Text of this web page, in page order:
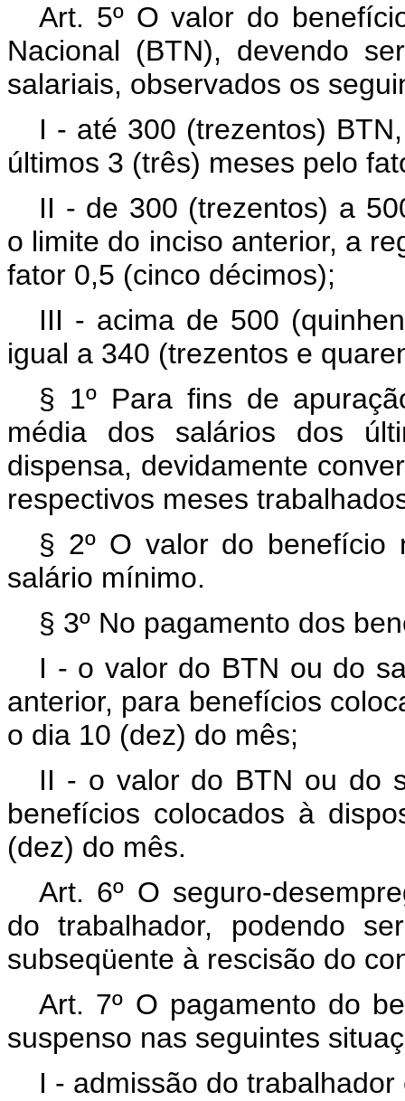
Art. 5º O valor do
Nacional (BTN), devendo
salariais, observados os
I - até 300 (trezentos)
últimos 3 (três) meses pelo
II - de 300 (trezentos) a
o limite do inciso anterior, a
fator 0,5 (cinco décimos);
III - acima de 500
igual a 340 (trezentos e
§ 1º Para fins de
média dos salários dos
dispensa, devidamente
respectivos meses
§ 2º O valor do benefício
salário mínimo.
§ 3º No pagamento dos
I - o valor do BTN ou do
anterior, para benefícios
o dia 10 (dez) do mês;
II - o valor do BTN ou do
benefícios colocados à
(dez) do mês.
Art. 6º O seguro-
do trabalhador, podendo
subseqüente à rescisão do
Art. 7º O pagamento do
suspenso nas seguintes
I - admissão do